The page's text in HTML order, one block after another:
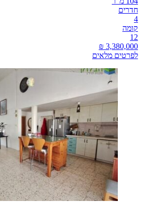
חדרים
4
קומה
12
לפרטים מלאים